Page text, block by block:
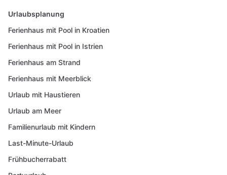
Urlaubsplanung
Ferienhaus mit Pool in Kroatien
Ferienhaus mit Pool in Istrien
Ferienhaus am Strand
Ferienhaus mit Meerblick
Urlaub mit Haustieren
Urlaub am Meer
Familienurlaub mit Kindern
Last-Minute-Urlaub
Frühbucherrabatt